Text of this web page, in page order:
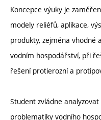
Koncepce výuky je
modely reliéfů, aplikace,
produkty, zejména vhodné
vodním hospodářství, při
řešení protierozní a
Student zvládne
problematiky vodního